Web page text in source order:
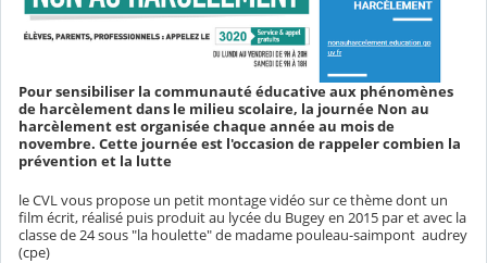
Pour sensibiliser la communauté éducative aux phénomènes
de harcèlement dans le milieu scolaire, la journée Non au
harcèlement est organisée chaque année au mois de
novembre. Cette journée est l'occasion de rappeler combien la
prévention et la lutte
le CVL vous propose un petit montage vidéo sur ce thème dont un
film écrit, réalisé puis produit au lycée du Bugey en 2015 par et avec la
classe de 24 sous "la houlette" de madame pouleau-saimpont audrey
(cpe)